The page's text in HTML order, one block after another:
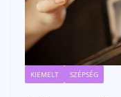
KIEMELT SZÉPSÉG